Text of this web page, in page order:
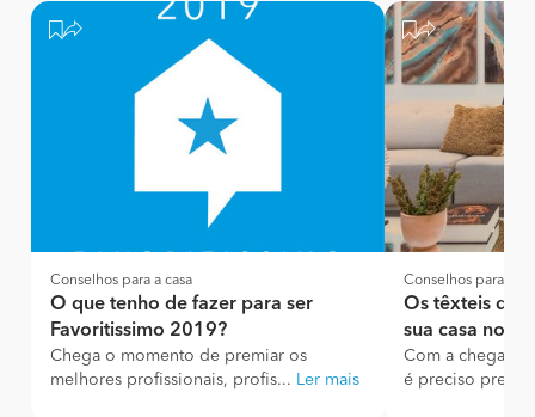
Conselhos para a casa
O que tenho de fazer para ser
Favoritissimo 2019?
Chega o momento de premiar os
melhores profissionais, profis... Ler mais
Conselhos para a
Os têxteis
sua casa no
Com a chegada
é preciso